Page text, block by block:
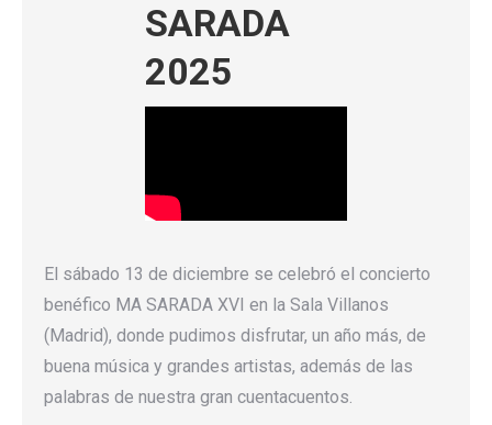
SARADA
2025
El sábado 13 de diciembre se celebró el concierto
benéfico MA SARADA XVI en la Sala Villanos
(Madrid), donde pudimos disfrutar, un año más, de
buena música y grandes artistas, además de las
palabras de nuestra gran cuentacuentos.